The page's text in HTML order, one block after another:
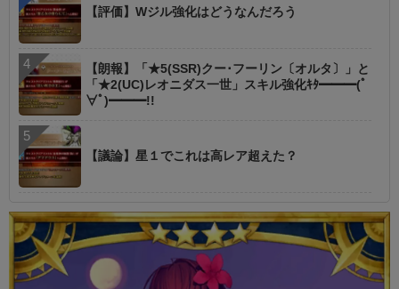
【評価】Wジル強化はどうなんだろう
【朗報】「★5(SSR)クー･フーリン〔オルタ〕」と
「★2(UC)レオニダス一世」スキル強化ｷﾀ━━━(ﾟ
∀ﾟ)━━━!!
【議論】星１でこれは高レア超えた？